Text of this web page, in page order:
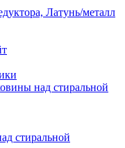
Латунь/металл
над стиральной
стиральной